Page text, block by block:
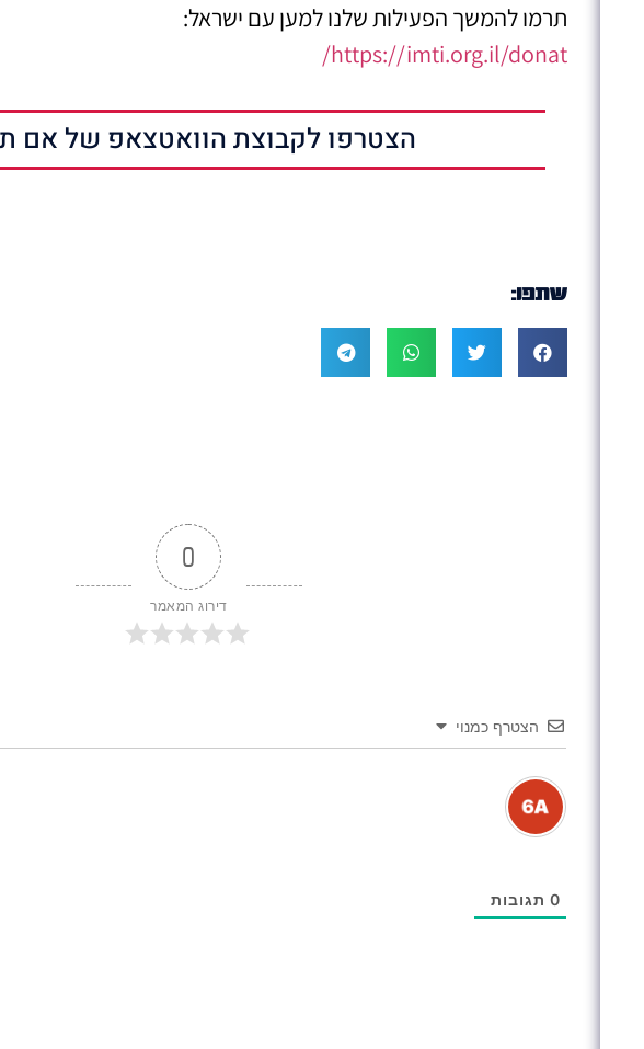
תרמו להמשך הפעילות שלנו למען עם ישראל:
https://imti.org.il/donat/
הצטרפו לקבוצת הוואטצאפ של אם
שתפו:
0
דירוג המאמר
הצטרף כמנוי
0 תגובות